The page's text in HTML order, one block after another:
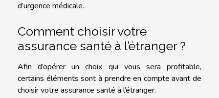
d’urgence médicale.
Comment choisir votre
assurance santé à l’étranger ?
Afin d’opérer un choix qui vous sera profitable,
certains éléments sont à prendre en compte avant de
choisir votre assurance santé à l’étranger.